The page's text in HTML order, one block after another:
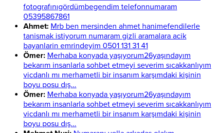
fotografınıgördümbegendim telefonnumaram
05395867861
Ahmet: Mrb ben mersinden ahmet hanimefendilerle
tanismak istiyorum numaram gizli aramalara acik
bayanlarin emrindeyim 0501 131 31 41
Ömer: Merhaba konyada yaşıyorum26yaşındayım
bekarım insanlarla sohbet etmeyi severim sıcakkanlıyım
vicdanlı mı merhametli bir insanım karşımdaki kişinin
boyu posu dış...
Ömer: Merhaba konyada yaşıyorum26yaşındayım
bekarım insanlarla sohbet etmeyi severim sıcakkanlıyım
vicdanlı mı merhametli bir insanım karşımdaki kişinin
boyu posu dış...